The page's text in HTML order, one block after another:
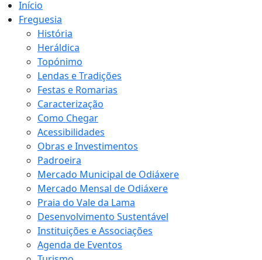
Início
Freguesia
História
Heráldica
Topónimo
Lendas e Tradições
Festas e Romarias
Caracterização
Como Chegar
Acessibilidades
Obras e Investimentos
Padroeira
Mercado Municipal de Odiáxere
Mercado Mensal de Odiáxere
Praia do Vale da Lama
Desenvolvimento Sustentável
Instituições e Associações
Agenda de Eventos